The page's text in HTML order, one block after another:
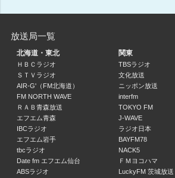
眞下貴(キャスター)/星川幸(キャスター)/黒木愛
07:20 ～ 07:50
ニュース・気象情報・交通情報（関東甲信越）
07:50 ～ 08:00
第１０８回全国高校野球選手権大会 第４日
長野哲也(第１試合)/武本大樹(第１試合)
08:00 ～ 10:55
みんなのうた「マスク・ド・カメロ」
放送局一覧
北海道・東北
ＨＢＣラジオ
ＳＴＶラジオ
AIR-G'（FM北海道）
FM NORTH WAVE
ＲＡＢ青森放送
エフエム青森
IBCラジオ
エフエム岩手
tbcラジオ
Date fm エフエム仙台
ABSラジオ
関東
TBSラジオ
文化放送
ニッポン放送
interfm
TOKYO FM
J-WAVE
ラジオ日本
BAYFM78
NACK5
ＦＭヨコハマ
LuckyFM 茨城放送